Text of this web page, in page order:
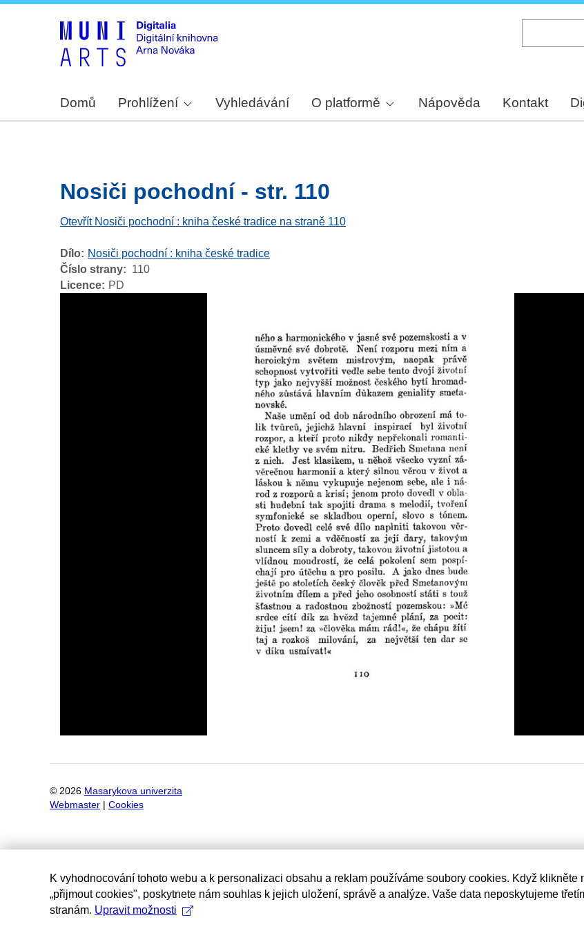
Domů Prohlížení Vyhledávání O platformě Nápověda Kontakt
Nosiči pochodní - str. 110
Otevřít Nosiči pochodní : kniha české tradice na straně 110
Dílo
Nosiči pochodní : kniha české tradice
Číslo strany
110
Licence
PD
© 2026 Masarykova univerzita
Webmaster
Cookies
K vyhodnocování tohoto webu a k personalizaci obsahu a reklam používáme soubory cookies. Když klikněte
„přijmout cookies", poskytnete nám souhlas k jejich uložení, správě a analýze. Vaše data neposkytujeme
stranám. Upravit možnosti